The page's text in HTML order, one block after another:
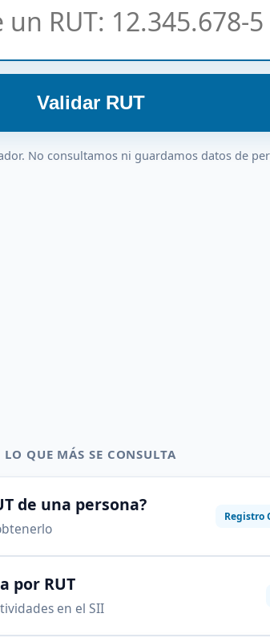
Validar RUT
No consultamos ni guardamos datos de
LO QUE MÁS SE CONSULTA
de una persona?
Registro
por RUT
en el SII